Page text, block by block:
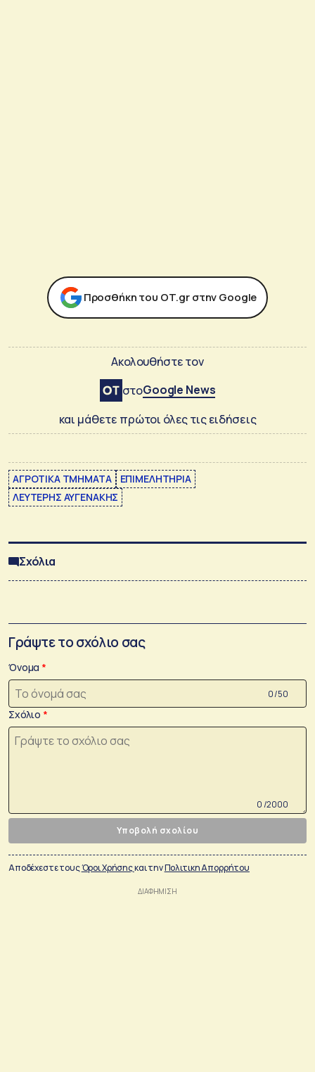
Προσθήκη του ΟΤ.gr στην Google
Ακολουθήστε τον
στοGoogle News
και μάθετε πρώτοι όλες τις ειδήσεις
ΑΓΡΟΤΙΚΑ ΤΜΗΜΑΤΑ
ΕΠΙΜΕΛΗΤΗΡΙΑ
ΛΕΥΤΕΡΗΣ ΑΥΓΕΝΑΚΗΣ
Σχόλια
Γράψτε το σχόλιο σας
Όνομα
0 /50
Σχόλιο
0 /2000
Υποβολή σχολίου
Αποδέχεστε τουςΌροι Χρήσηςκαι τηνΠολιτικη Απορρήτου